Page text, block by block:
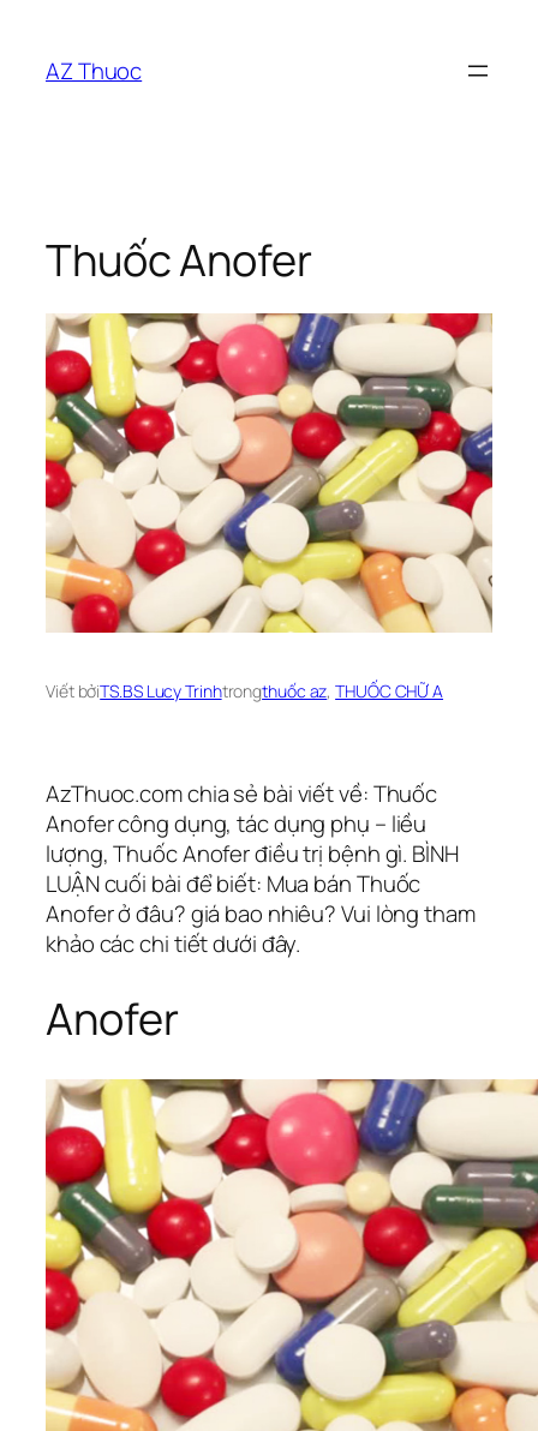
phầnAZ Thuoc
Thuốc Anofer
Viết bởiTS.BS Lucy Trinhtrongthuốc az, THUỐC CHỮ A
AzThuoc.com chia sẻ bài viết về: Thuốc
Anofer công dụng, tác dụng phụ – liều
lượng, Thuốc Anofer điều trị bệnh gì. BÌNH
LUẬN cuối bài để biết: Mua bán Thuốc
Anofer ở đâu? giá bao nhiêu? Vui lòng tham
khảo các chi tiết dưới đây.
Anofer